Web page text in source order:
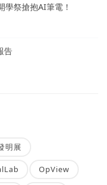
學祭搶抱AI筆電！
告
明展
OpView